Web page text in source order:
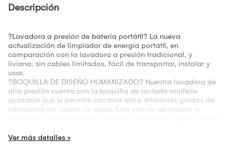
Descripción
?Lavadora a presión de batería portátil? La nueva
actualización de limpiador de energía portátil, en
comparación con la lavadora a presión tradicional, y
liviana, sin cables limitados, fácil de transportar, instalar y
usar.
?BOQUILLA DE DISEÑO HUMANIZADO? Nuestra lavadora de
alta presión cuenta con la boquilla de rociado múltiple
ajustable que le permite cambiar entre diferentes grados de
intensidad del chorro de agua. Esta pistola de lavado a
?Filtre las impurezas? La lavadora a presión para